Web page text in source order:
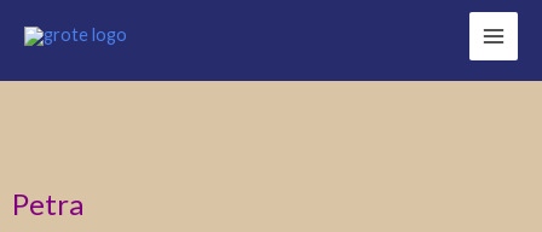
naar
de
Petra